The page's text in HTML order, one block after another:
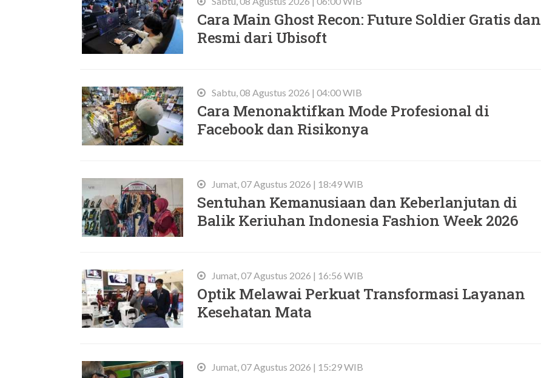
Cara Main Ghost Recon: Future Soldier Gratis dan
Resmi dari Ubisoft
Sabtu, 08 Agustus 2026 | 04:00 WIB
Cara Menonaktifkan Mode Profesional di
Facebook dan Risikonya
Jumat, 07 Agustus 2026 | 18:49 WIB
Sentuhan Kemanusiaan dan Keberlanjutan di
Balik Keriuhan Indonesia Fashion Week 2026
Jumat, 07 Agustus 2026 | 16:56 WIB
Optik Melawai Perkuat Transformasi Layanan
Kesehatan Mata
Jumat, 07 Agustus 2026 | 15:29 WIB